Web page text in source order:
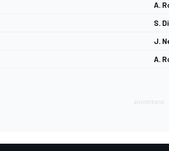
A.
S.
J.
A.